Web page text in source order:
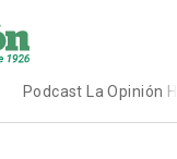
Podcast La Opinión